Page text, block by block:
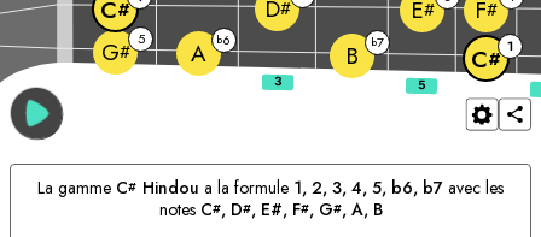
G# 5 A b6 B b7
C# 1
C# D# E# F#
La gamme C# Hindou a la formule 1, 2, 3, 4, 5, b6, b7avec les
notes C#, D#, E#, F#, G#, A, B